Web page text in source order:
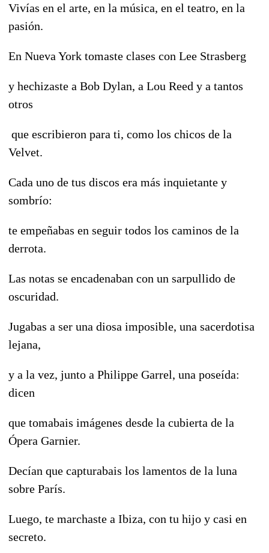
Vivías en el arte, en la música, en el teatro, en la
pasión.
En Nueva York tomaste clases con Lee Strasberg
y hechizaste a Bob Dylan, a Lou Reed y a tantos
otros
que escribieron para ti, como los chicos de la
Velvet.
Cada uno de tus discos era más inquietante y
sombrío:
te empeñabas en seguir todos los caminos de la
derrota.
Las notas se encadenaban con un sarpullido de
oscuridad.
Jugabas a ser una diosa imposible, una sacerdotisa
lejana,
y a la vez, junto a Philippe Garrel, una poseída:
dicen
que tomabais imágenes desde la cubierta de la
Ópera Garnier.
Decían que capturabais los lamentos de la luna
sobre París.
Luego, te marchaste a Ibiza, con tu hijo y casi en
secreto.